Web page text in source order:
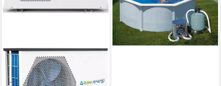
KWAD
Pool-Wärmepumpe Green
Energy 5
in 6-8 Werktagen bei dir